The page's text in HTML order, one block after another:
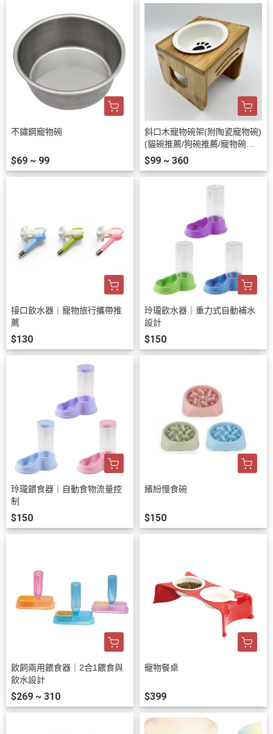
不鏽鋼寵物碗
$69 ~ 99
斜口木寵物碗架(附陶瓷寵物碗)
(貓碗推薦/狗碗推薦/寵物碗推
薦)
$99 ~ 360
接口飲水器｜寵物旅行攜帶推
薦
$130
玲瓏飲水器｜重力式自動補水
設計
$150
玲瓏餵食器｜自動食物流量控
制
$150
繽紛慢食碗
$150
飲飼兩用餵食器｜2合1餵食與
飲水設計
$269 ~ 310
寵物餐桌
$399